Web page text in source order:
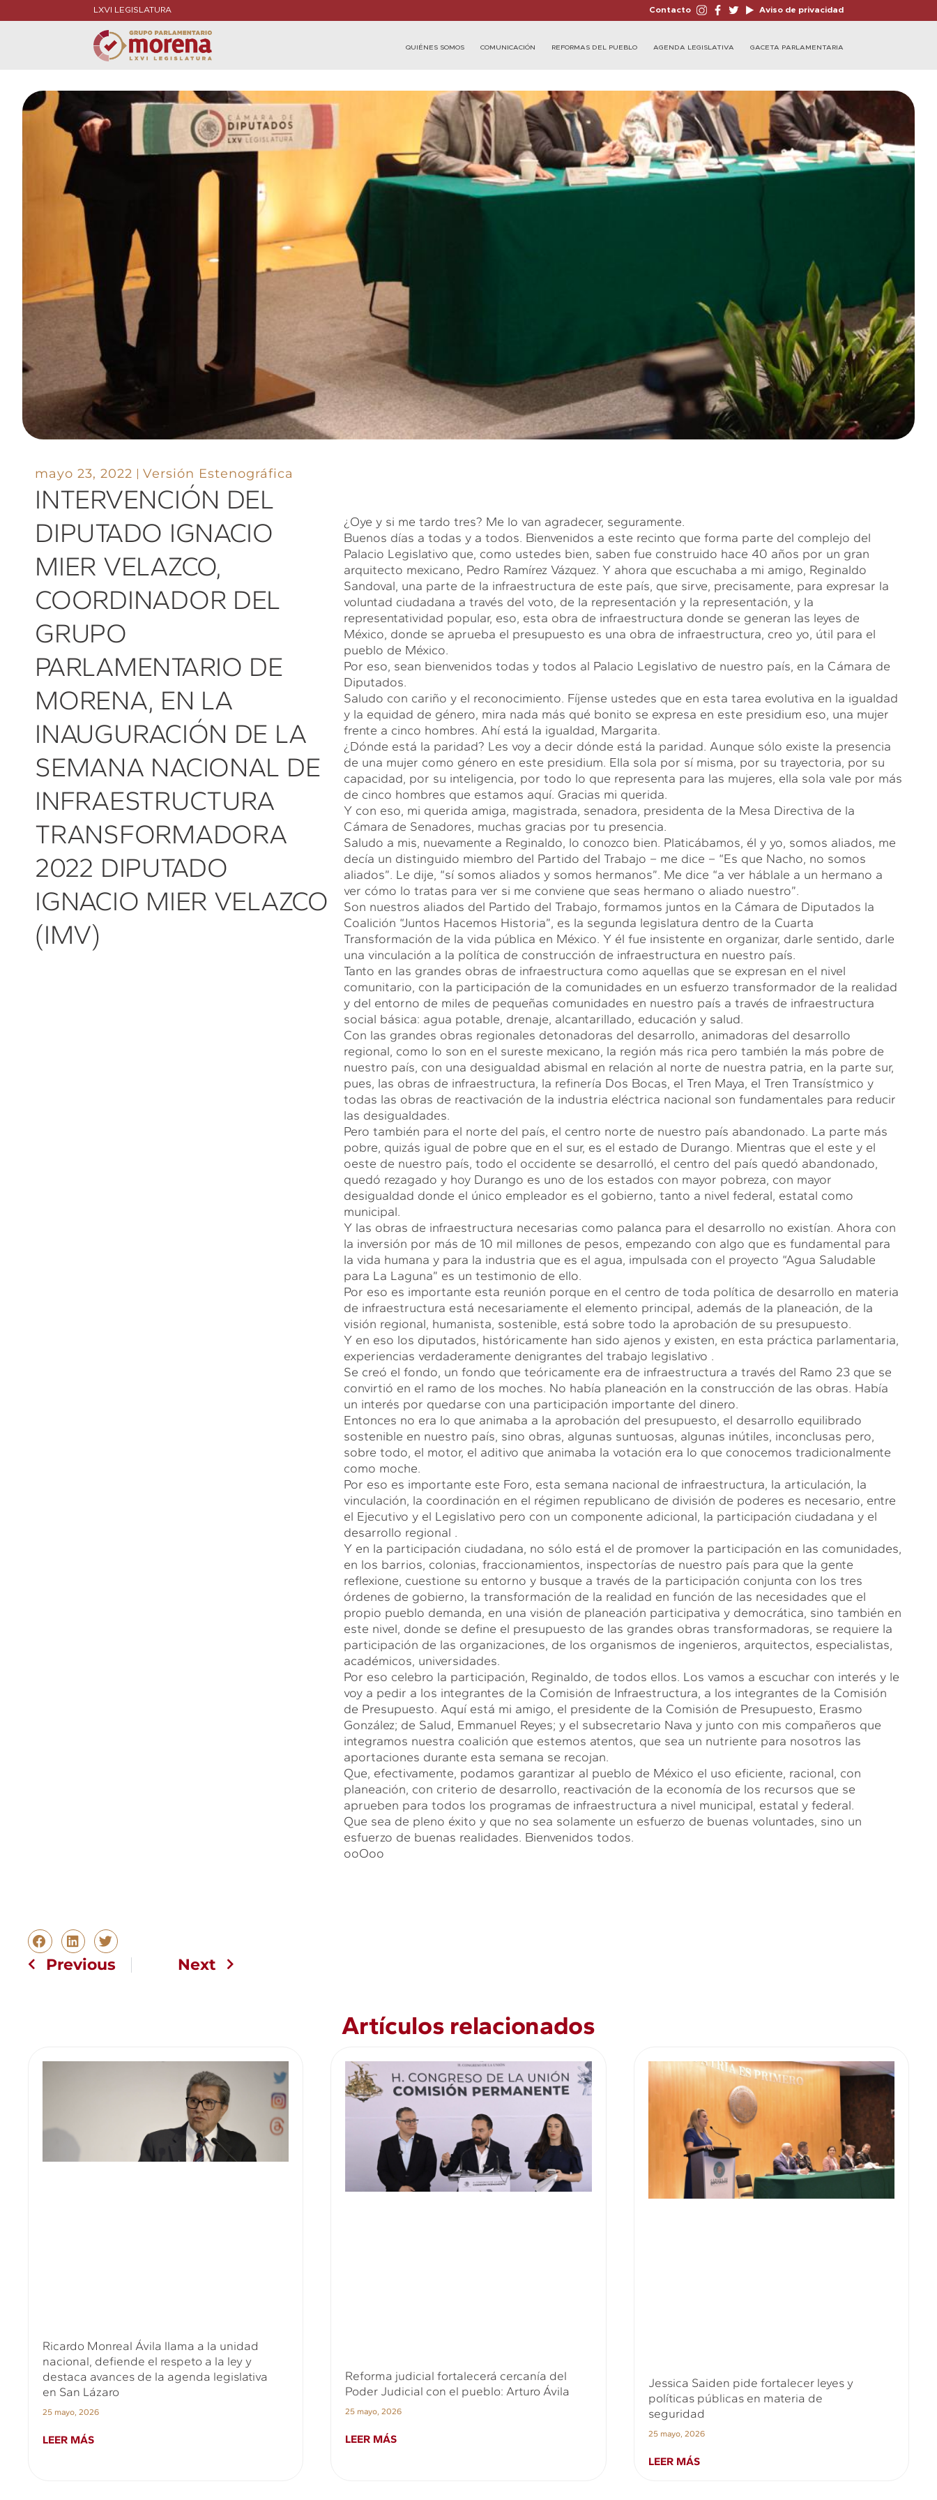
LXVI LEGISLATURA Contacto Aviso de privacidad
QUIÉNES SOMOS COMUNICACIÓN REFORMAS DEL PUEBLO AGENDA LEGISLATIVA GACETA PARLAMENTARIA
mayo 23, 2022 Versión Estenográfica
INTERVENCIÓN DEL
DIPUTADO IGNACIO
MIER VELAZCO,
COORDINADOR DEL
GRUPO
PARLAMENTARIO DE
MORENA, EN LA
INAUGURACIÓN DE LA
SEMANA NACIONAL DE
INFRAESTRUCTURA
TRANSFORMADORA
2022 DIPUTADO
IGNACIO MIER VELAZCO
(IMV)
¿Oye y si me tardo tres? Me lo van agradecer, seguramente.
Buenos días a todas y a todos. Bienvenidos a este recinto que forma parte del complejo del
Palacio Legislativo que, como ustedes bien, saben fue construido hace 40 años por un gran
arquitecto mexicano, Pedro Ramírez Vázquez. Y ahora que escuchaba a mi amigo, Reginaldo
Sandoval, una parte de la infraestructura de este país, que sirve, precisamente, para expresar la
voluntad ciudadana a través del voto, de la representación y la representación, y la
representatividad popular, eso, esta obra de infraestructura donde se generan las leyes de
México, donde se aprueba el presupuesto es una obra de infraestructura, creo yo, útil para el
pueblo de México.
Por eso, sean bienvenidos todas y todos al Palacio Legislativo de nuestro país, en la Cámara de
Diputados.
Saludo con cariño y el reconocimiento. Fíjense ustedes que en esta tarea evolutiva en la igualdad
y la equidad de género, mira nada más qué bonito se expresa en este presidium eso, una mujer
frente a cinco hombres. Ahí está la igualdad, Margarita.
¿Dónde está la paridad? Les voy a decir dónde está la paridad. Aunque sólo existe la presencia
de una mujer como género en este presidium. Ella sola por sí misma, por su trayectoria, por su
capacidad, por su inteligencia, por todo lo que representa para las mujeres, ella sola vale por más
de cinco hombres que estamos aquí. Gracias mi querida.
Y con eso, mi querida amiga, magistrada, senadora, presidenta de la Mesa Directiva de la
Cámara de Senadores, muchas gracias por tu presencia.
Saludo a mis, nuevamente a Reginaldo, lo conozco bien. Platicábamos, él y yo, somos aliados, me
decía un distinguido miembro del Partido del Trabajo – me dice – “Es que Nacho, no somos
aliados”. Le dije, “sí somos aliados y somos hermanos”. Me dice “a ver háblale a un hermano a
ver cómo lo tratas para ver si me conviene que seas hermano o aliado nuestro”.
Son nuestros aliados del Partido del Trabajo, formamos juntos en la Cámara de Diputados la
Coalición “Juntos Hacemos Historia”, es la segunda legislatura dentro de la Cuarta
Transformación de la vida pública en México. Y él fue insistente en organizar, darle sentido, darle
una vinculación a la política de construcción de infraestructura en nuestro país.
Tanto en las grandes obras de infraestructura como aquellas que se expresan en el nivel
comunitario, con la participación de la comunidades en un esfuerzo transformador de la realidad
y del entorno de miles de pequeñas comunidades en nuestro país a través de infraestructura
social básica: agua potable, drenaje, alcantarillado, educación y salud.
Con las grandes obras regionales detonadoras del desarrollo, animadoras del desarrollo
regional, como lo son en el sureste mexicano, la región más rica pero también la más pobre de
nuestro país, con una desigualdad abismal en relación al norte de nuestra patria, en la parte sur,
pues, las obras de infraestructura, la refinería Dos Bocas, el Tren Maya, el Tren Transístmico y
todas las obras de reactivación de la industria eléctrica nacional son fundamentales para reducir
las desigualdades.
Pero también para el norte del país, el centro norte de nuestro país abandonado. La parte más
pobre, quizás igual de pobre que en el sur, es el estado de Durango. Mientras que el este y el
oeste de nuestro país, todo el occidente se desarrolló, el centro del país quedó abandonado,
quedó rezagado y hoy Durango es uno de los estados con mayor pobreza, con mayor
desigualdad donde el único empleador es el gobierno, tanto a nivel federal, estatal como
municipal.
Y las obras de infraestructura necesarias como palanca para el desarrollo no existían. Ahora con
la inversión por más de 10 mil millones de pesos, empezando con algo que es fundamental para
la vida humana y para la industria que es el agua, impulsada con el proyecto “Agua Saludable
para La Laguna” es un testimonio de ello.
Por eso es importante esta reunión porque en el centro de toda política de desarrollo en materia
de infraestructura está necesariamente el elemento principal, además de la planeación, de la
visión regional, humanista, sostenible, está sobre todo la aprobación de su presupuesto.
Y en eso los diputados, históricamente han sido ajenos y existen, en esta práctica parlamentaria,
experiencias verdaderamente denigrantes del trabajo legislativo .
Se creó el fondo, un fondo que teóricamente era de infraestructura a través del Ramo 23 que se
convirtió en el ramo de los moches. No había planeación en la construcción de las obras. Había
un interés por quedarse con una participación importante del dinero.
Entonces no era lo que animaba a la aprobación del presupuesto, el desarrollo equilibrado
sostenible en nuestro país, sino obras, algunas suntuosas, algunas inútiles, inconclusas pero,
sobre todo, el motor, el aditivo que animaba la votación era lo que conocemos tradicionalmente
como moche.
Por eso es importante este Foro, esta semana nacional de infraestructura, la articulación, la
vinculación, la coordinación en el régimen republicano de división de poderes es necesario, entre
el Ejecutivo y el Legislativo pero con un componente adicional, la participación ciudadana y el
desarrollo regional .
Y en la participación ciudadana, no sólo está el de promover la participación en las comunidades,
en los barrios, colonias, fraccionamientos, inspectorías de nuestro país para que la gente
reflexione, cuestione su entorno y busque a través de la participación conjunta con los tres
órdenes de gobierno, la transformación de la realidad en función de las necesidades que el
propio pueblo demanda, en una visión de planeación participativa y democrática, sino también en
este nivel, donde se define el presupuesto de las grandes obras transformadoras, se requiere la
participación de las organizaciones, de los organismos de ingenieros, arquitectos, especialistas,
académicos, universidades.
Por eso celebro la participación, Reginaldo, de todos ellos. Los vamos a escuchar con interés y le
voy a pedir a los integrantes de la Comisión de Infraestructura, a los integrantes de la Comisión
de Presupuesto. Aquí está mi amigo, el presidente de la Comisión de Presupuesto, Erasmo
González; de Salud, Emmanuel Reyes; y el subsecretario Nava y junto con mis compañeros que
integramos nuestra coalición que estemos atentos, que sea un nutriente para nosotros las
aportaciones durante esta semana se recojan.
Que, efectivamente, podamos garantizar al pueblo de México el uso eficiente, racional, con
planeación, con criterio de desarrollo, reactivación de la economía de los recursos que se
aprueben para todos los programas de infraestructura a nivel municipal, estatal y federal.
Que sea de pleno éxito y que no sea solamente un esfuerzo de buenas voluntades, sino un
esfuerzo de buenas realidades. Bienvenidos todos.
ooOoo
Previous Next
Artículos relacionados
Ricardo Monreal Ávila llama a la unidad
nacional, defiende el respeto a la ley y
destaca avances de la agenda legislativa
en San Lázaro
25 mayo, 2026
LEER MÁS
Reforma judicial fortalecerá cercanía del
Poder Judicial con el pueblo: Arturo Ávila
25 mayo, 2026
LEER MÁS
Jessica Saiden pide fortalecer leyes y
políticas públicas en materia de
seguridad
25 mayo, 2026
LEER MÁS